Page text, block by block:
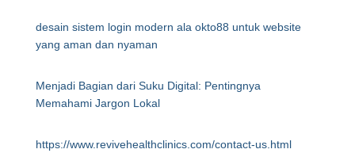
desain sistem login modern ala okto88 untuk website
yang aman dan nyaman
Menjadi Bagian dari Suku Digital: Pentingnya
Memahami Jargon Lokal
https://www.revivehealthclinics.com/contact-us.html